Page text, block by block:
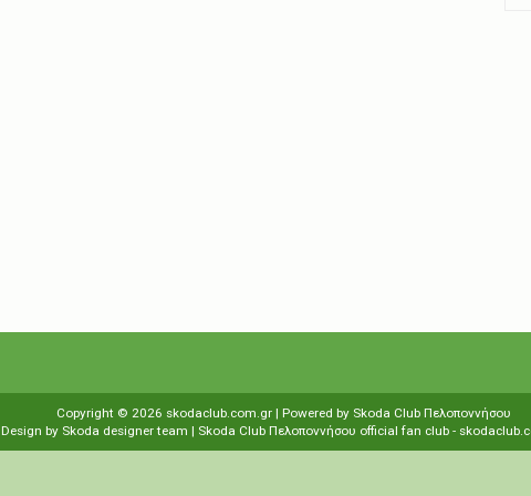
Copyright © 2026 skodaclub.com.gr | Powered by Skoda Club Πελοποννήσου
Design by Skoda designer team | Skoda Club Πελοποννήσου οfficial fan club -